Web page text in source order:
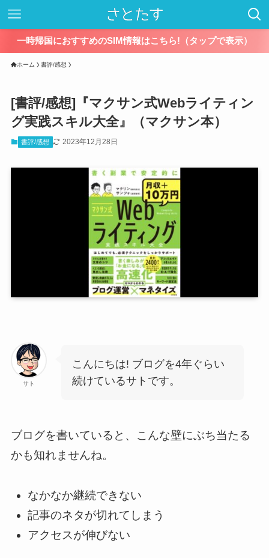
一時帰国におすすめのSIM情報はこちら!（タップで表示）
ホーム 書評/感想
[書評/感想]『マクサン式Webライティン
グ実践スキル大全』（マクサン本）
書評/感想 2023年12月28日
サト
こんにちは! ブログを4年ぐらい
続けているサトです。
ブログを書いていると、こんな壁にぶち当たる
かも知れませんね。
なかなか継続できない
記事のネタが切れてしまう
アクセスが伸びない